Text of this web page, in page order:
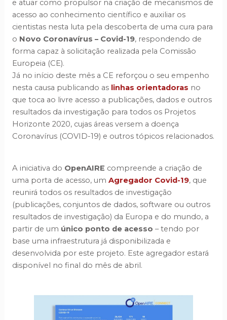
e atuar como propulsor na criação de mecanismos de
acesso ao conhecimento científico e auxiliar os
cientistas nesta luta pela descoberta de uma cura para
o Novo Coronavírus – Covid-19, respondendo de
forma capaz à solicitação realizada pela Comissão
Europeia (CE).
Já no início deste mês a CE reforçou o seu empenho
nesta causa publicando as linhas orientadoras no
que toca ao livre acesso a publicações, dados e outros
resultados da investigação para todos os Projetos
Horizonte 2020, cujas áreas versem a doença
Coronavírus (COVID-19) e outros tópicos relacionados.
A iniciativa do OpenAIRE compreende a criação de
uma porta de acesso, um Agregador Covid-19, que
reunirá todos os resultados de investigação
(publicações, conjuntos de dados, software ou outros
resultados de investigação) da Europa e do mundo, a
partir de um único ponto de acesso – tendo por
base uma infraestrutura já disponibilizada e
desenvolvida por este projeto. Este agregador estará
disponível no final do mês de abril.